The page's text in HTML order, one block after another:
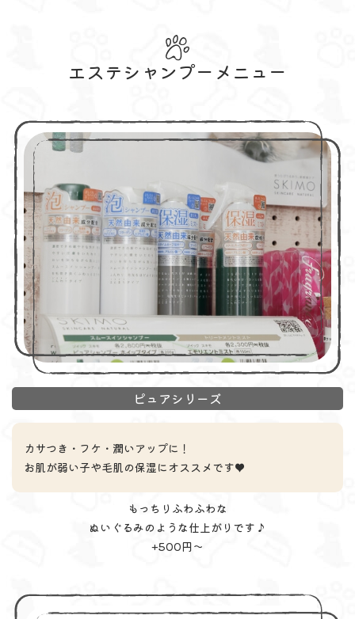
エステシャンプーメニュー
ピュアシリーズ
カサつき・フケ・潤いアップに！
お肌が弱い子や毛肌の保湿にオススメです♥
もっちりふわふわな​​​​​​​
ぬいぐるみのような仕上がりです♪
+500円～